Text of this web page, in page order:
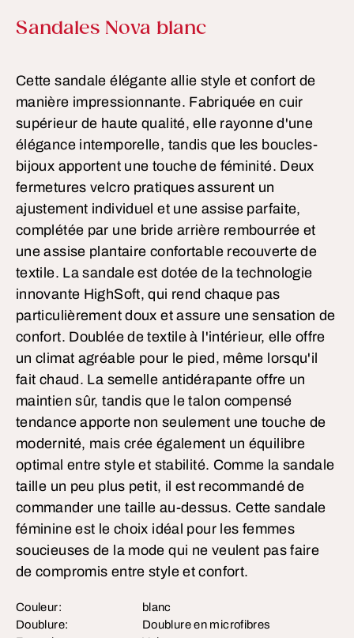
Informations sur le produit
Sandales Nova blanc
Cette sandale élégante allie style et confort de
manière impressionnante. Fabriquée en cuir
supérieur de haute qualité, elle rayonne d'une
élégance intemporelle, tandis que les boucles-
bijoux apportent une touche de féminité. Deux
fermetures velcro pratiques assurent un
ajustement individuel et une assise parfaite,
complétée par une bride arrière rembourrée et
une assise plantaire confortable recouverte de
textile. La sandale est dotée de la technologie
innovante HighSoft, qui rend chaque pas
particulièrement doux et assure une sensation de
confort. Doublée de textile à l'intérieur, elle offre
un climat agréable pour le pied, même lorsqu'il
fait chaud. La semelle antidérapante offre un
maintien sûr, tandis que le talon compensé
tendance apporte non seulement une touche de
modernité, mais crée également un équilibre
optimal entre style et stabilité. Comme la sandale
taille un peu plus petit, il est recommandé de
commander une taille au-dessus. Cette sandale
féminine est le choix idéal pour les femmes
soucieuses de la mode qui ne veulent pas faire
de compromis entre style et confort.
Couleur:
blanc
Doublure:
Doublure en microfibres